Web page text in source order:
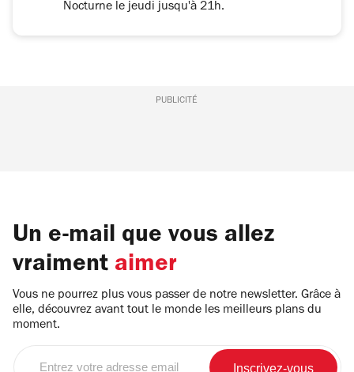
Nocturne le jeudi jusqu'à 21h.
PUBLICITÉ
Un e-mail que vous allez
vraiment aimer
Vous ne pourrez plus vous passer de notre newsletter. Grâce à
elle, découvrez avant tout le monde les meilleurs plans du
moment.